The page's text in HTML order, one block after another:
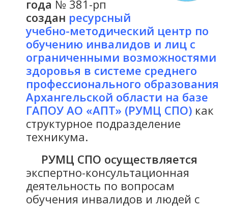
года № 381-рп
создан ресурсный
учебно-методический центр по
обучению инвалидов и лиц с
ограниченными возможностями
здоровья в системе среднего
профессионального образования
Архангельской области на базе
ГАПОУ АО «АПТ» (РУМЦ СПО) как
структурное подразделение
техникума.
РУМЦ СПО осуществляется
экспертно-консультационная
деятельность по вопросам
обучения инвалидов и людей с